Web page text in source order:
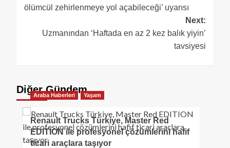
ölümcül zehirlenmeye yol açabileceği’ uyarısı
Next:
Uzmanından ‘Haftada en az 2 kez balık yiyin’
tavsiyesi
Diğer Gündem
Araba Haberleri Yaşam
Renault Trucks Türkiye, Master Red
EDITION ile profesyonel çözümlerini hafif
ticari araçlara taşıyor